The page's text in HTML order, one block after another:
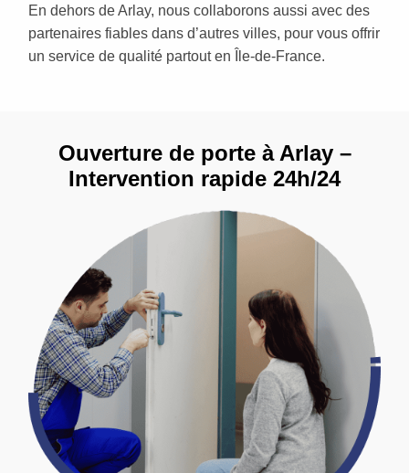
En dehors de Arlay, nous collaborons aussi avec des
partenaires fiables dans d’autres villes, pour vous offrir
un service de qualité partout en Île-de-France.
Ouverture de porte à Arlay –
Intervention rapide 24h/24